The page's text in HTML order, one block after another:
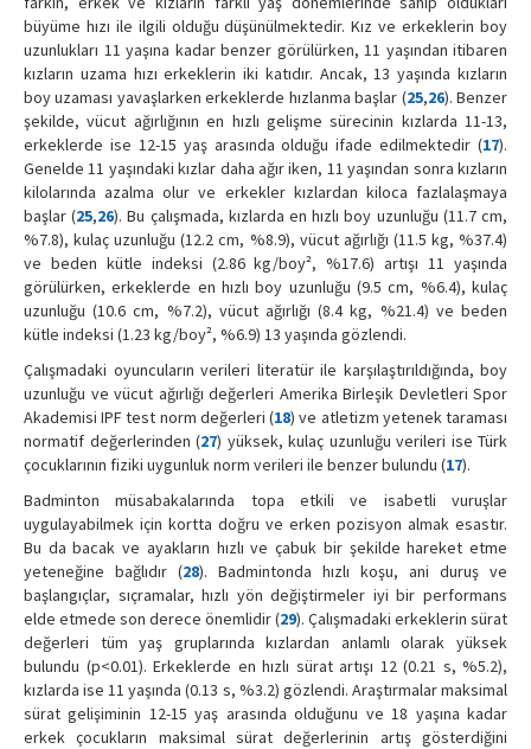
büyüme hızı ile ilgili olduğu düşünülmektedir. Kız ve erkeklerin boy
uzunlukları 11 yaşına kadar benzer görülürken, 11 yaşından itibaren
kızların uzama hızı erkeklerin iki katıdır. Ancak, 13 yaşında kızların
boy uzaması yavaşlarken erkeklerde hızlanma başlar (25,26). Benzer
şekilde, vücut ağırlığının en hızlı gelişme sürecinin kızlarda 11-13,
erkeklerde ise 12-15 yaş arasında olduğu ifade edilmektedir (17).
Genelde 11 yaşındaki kızlar daha ağır iken, 11 yaşından sonra kızların
kilolarında azalma olur ve erkekler kızlardan kiloca fazlalaşmaya
başlar (25,26). Bu çalışmada, kızlarda en hızlı boy uzunluğu (11.7 cm,
%7.8), kulaç uzunluğu (12.2 cm, %8.9), vücut ağırlığı (11.5 kg, %37.4)
ve beden kütle indeksi (2.86 kg/boy², %17.6) artışı 11 yaşında
görülürken, erkeklerde en hızlı boy uzunluğu (9.5 cm, %6.4), kulaç
uzunluğu (10.6 cm, %7.2), vücut ağırlığı (8.4 kg, %21.4) ve beden
kütle indeksi (1.23 kg/boy², %6.9) 13 yaşında gözlendi.
Çalışmadaki oyuncuların verileri literatür ile karşılaştırıldığında, boy
uzunluğu ve vücut ağırlığı değerleri Amerika Birleşik Devletleri Spor
Akademisi IPF test norm değerleri (18) ve atletizm yetenek taraması
normatif değerlerinden (27) yüksek, kulaç uzunluğu verileri ise Türk
çocuklarının fiziki uygunluk norm verileri ile benzer bulundu (17).
Badminton müsabakalarında topa etkili ve isabetli vuruşlar
uygulayabilmek için kortta doğru ve erken pozisyon almak esastır.
Bu da bacak ve ayakların hızlı ve çabuk bir şekilde hareket etme
yeteneğine bağlıdır (28). Badmintonda hızlı koşu, ani duruş ve
başlangıçlar, sıçramalar, hızlı yön değiştirmeler iyi bir performans
elde etmede son derece önemlidir (29). Çalışmadaki erkeklerin sürat
değerleri tüm yaş gruplarında kızlardan anlamlı olarak yüksek
bulundu (p<0.01). Erkeklerde en hızlı sürat artışı 12 (0.21 s, %5.2),
kızlarda ise 11 yaşında (0.13 s, %3.2) gözlendi. Araştırmalar maksimal
sürat gelişiminin 12-15 yaş arasında olduğunu ve 18 yaşına kadar
erkek çocukların maksimal sürat değerlerinin artış gösterdiğini